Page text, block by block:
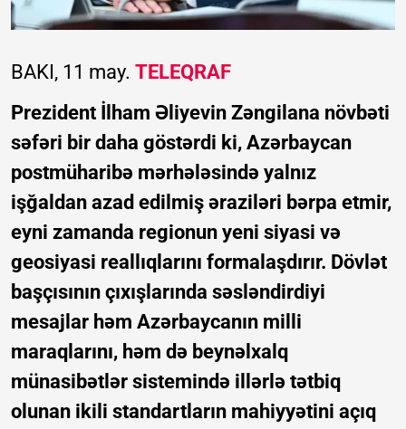
BAKI, 11 may. TELEQRAF
Prezident İlham Əliyevin Zəngilana növbəti
səfəri bir daha göstərdi ki, Azərbaycan
postmüharibə mərhələsində yalnız
işğaldan azad edilmiş əraziləri bərpa etmir,
eyni zamanda regionun yeni siyasi və
geosiyasi reallıqlarını formalaşdırır. Dövlət
başçısının çıxışlarında səsləndirdiyi
mesajlar həm Azərbaycanın milli
maraqlarını, həm də beynəlxalq
münasibətlər sistemində illərlə tətbiq
olunan ikili standartların mahiyyətini açıq